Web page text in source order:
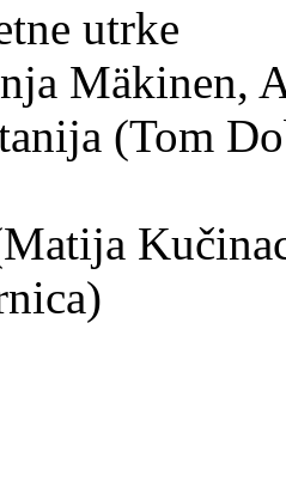
utrke
Mäkinen,
(Tom